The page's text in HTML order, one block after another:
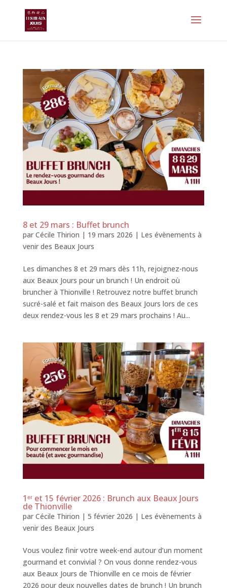
8 et 29 mars : Buffet brunch
par Cécile Thirion | 19 mars 2026 | Les évènements à
venir des Beaux Jours
Les dimanches 8 et 29 mars dès 11h, rejoignez-nous
aux Beaux Jours pour un brunch ! Un endroit où
bruncher à Thionville ! Retrouvez notre buffet brunch
sucré-salé et fait maison des Beaux Jours lors de ces
deux rendez-vous les 8 et 29 mars prochains ! Au...
1ᵉʳ et 15 février 2026 : Brunch aux Beaux Jours
de Thionville
par Cécile Thirion | 5 février 2026 | Les évènements à
venir des Beaux Jours
Vous voulez finir votre week-end autour d’un moment
gourmand et convivial ? On vous donne rendez-vous
aux Beaux Jours de Thionville en ce mois de février
2026 pour deux nouvelles dates de brunch ! Un brunch